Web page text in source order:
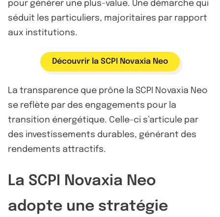
pour générer une plus-value. Une démarche qui
séduit les particuliers, majoritaires par rapport
aux institutions.
Découvrir la SCPI Novaxia Neo
La transparence que prône la SCPI Novaxia Neo
se reflète par des engagements pour la
transition énergétique. Celle-ci s’articule par
des investissements durables, générant des
rendements attractifs.
La SCPI Novaxia Neo
adopte une stratégie